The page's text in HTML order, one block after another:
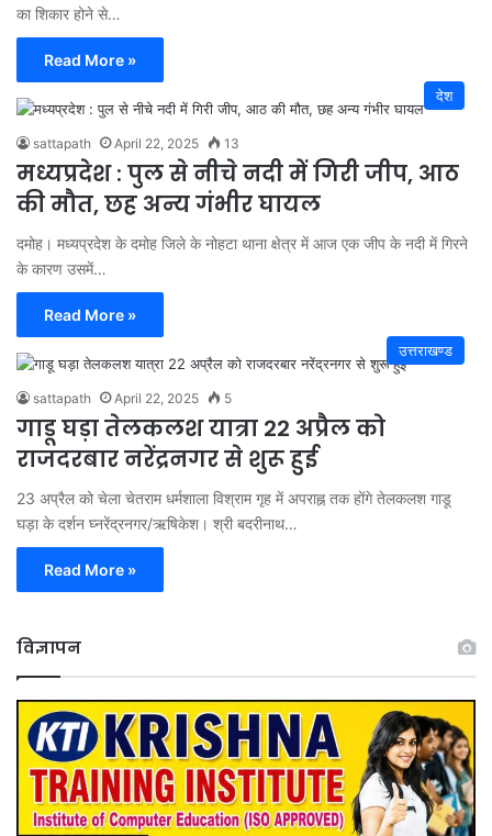
का शिकार होने से…
Read More »
देश
sattapath April 22, 2025 13
मध्यप्रदेश : पुल से नीचे नदी में गिरी जीप, आठ
की मौत, छह अन्य गंभीर घायल
दमोह। मध्यप्रदेश के दमोह जिले के नोहटा थाना क्षेत्र में आज एक जीप के नदी में गिरने
के कारण उसमें…
Read More »
उत्तराखण्ड
sattapath April 22, 2025 5
गाडू घड़ा तेलकलश यात्रा 22 अप्रैल को
राजदरबार नरेंद्रनगर से शुरू हुई
23 अप्रैल को चेला चेतराम धर्मशाला विश्राम गृह में अपराह्न तक होंगे तेलकलश गाडू
घड़ा के दर्शन घ्नरेंद्रनगर/ऋषिकेश। श्री बदरीनाथ…
Read More »
विज्ञापन